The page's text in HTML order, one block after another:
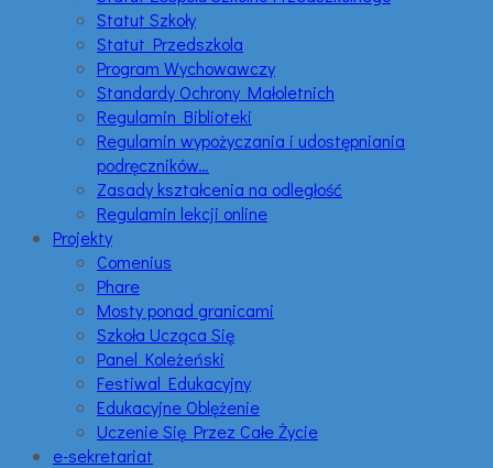
Statut Szkoły
Statut Przedszkola
Program Wychowawczy
Standardy Ochrony Małoletnich
Regulamin Biblioteki
Regulamin wypożyczania i udostępniania
podręczników…
Zasady kształcenia na odległość
Regulamin lekcji online
Projekty
Comenius
Phare
Mosty ponad granicami
Szkoła Ucząca Się
Panel Koleżeński
Festiwal Edukacyjny
Edukacyjne Oblężenie
Uczenie Się Przez Całe Życie
e-sekretariat